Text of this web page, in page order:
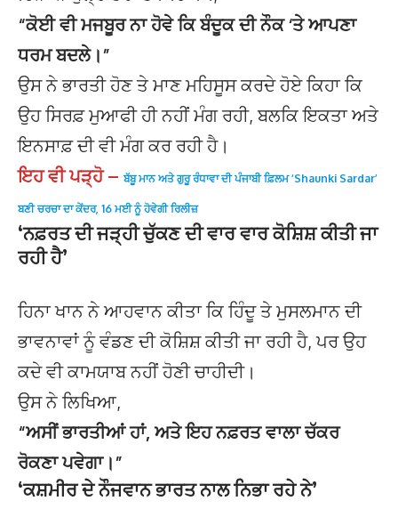
“ਕੋਈ ਵੀ ਮਜਬੂਰ ਨਾ ਹੋਵੇ ਕਿ ਬੰਦੂਕ ਦੀ ਨੌਕ ‘ਤੇ ਆਪਣਾ
ਧਰਮ ਬਦਲੇ।”
ਉਸ ਨੇ ਭਾਰਤੀ ਹੋਣ ਤੇ ਮਾਣ ਮਹਿਸੂਸ ਕਰਦੇ ਹੋਏ ਕਿਹਾ ਕਿ
ਉਹ ਸਿਰਫ਼ ਮੁਆਫੀ ਹੀ ਨਹੀਂ ਮੰਗ ਰਹੀ, ਬਲਕਿ ਇਕਤਾ ਅਤੇ
ਇਨਸਾਫ਼ ਦੀ ਵੀ ਮੰਗ ਕਰ ਰਹੀ ਹੈ।
ਇਹ ਵੀ ਪੜ੍ਹੋ –ਬੱਬੂ ਮਾਨ ਅਤੇ ਗੁਰੂ ਰੰਧਾਵਾ ਦੀ ਪੰਜਾਬੀ ਫ਼ਿਲਮ ‘Shaunki Sardar’
ਬਣੀ ਚਰਚਾ ਦਾ ਕੇਂਦਰ, 16 ਮਈ ਨੂੰ ਹੋਵੇਗੀ ਰਿਲੀਜ਼
‘ਨਫ਼ਰਤ ਦੀ ਜੜ੍ਹੀ ਚੁੱਕਣ ਦੀ ਵਾਰ ਵਾਰ ਕੋਸ਼ਿਸ਼ ਕੀਤੀ ਜਾ
ਰਹੀ ਹੈ’
ਹਿਨਾ ਖਾਨ ਨੇ ਆਹਵਾਨ ਕੀਤਾ ਕਿ ਹਿੰਦੂ ਤੇ ਮੁਸਲਮਾਨ ਦੀ
ਭਾਵਨਾਵਾਂ ਨੂੰ ਵੰਡਣ ਦੀ ਕੋਸ਼ਿਸ਼ ਕੀਤੀ ਜਾ ਰਹੀ ਹੈ, ਪਰ ਉਹ
ਕਦੇ ਵੀ ਕਾਮਯਾਬ ਨਹੀਂ ਹੋਣੀ ਚਾਹੀਦੀ।
ਉਸ ਨੇ ਲਿਖਿਆ,
“ਅਸੀਂ ਭਾਰਤੀਆਂ ਹਾਂ, ਅਤੇ ਇਹ ਨਫ਼ਰਤ ਵਾਲਾ ਚੱਕਰ
ਰੋਕਣਾ ਪਵੇਗਾ।”
‘ਕਸ਼ਮੀਰ ਦੇ ਨੌਜਵਾਨ ਭਾਰਤ ਨਾਲ ਨਿਭਾ ਰਹੇ ਨੇ’